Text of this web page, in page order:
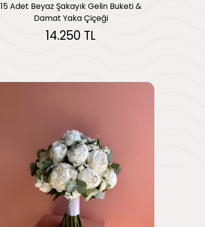
15 Adet Beyaz Şakayık Gelin Buketi &
Damat Yaka Çiçeği
14.250 TL